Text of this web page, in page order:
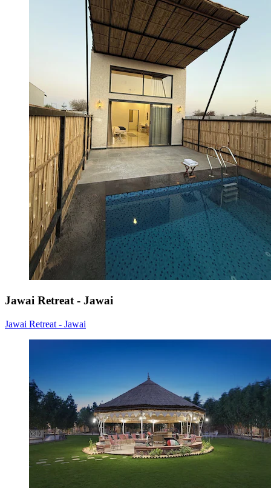
Jawai Retreat - Jawai
Jawai Retreat - Jawai